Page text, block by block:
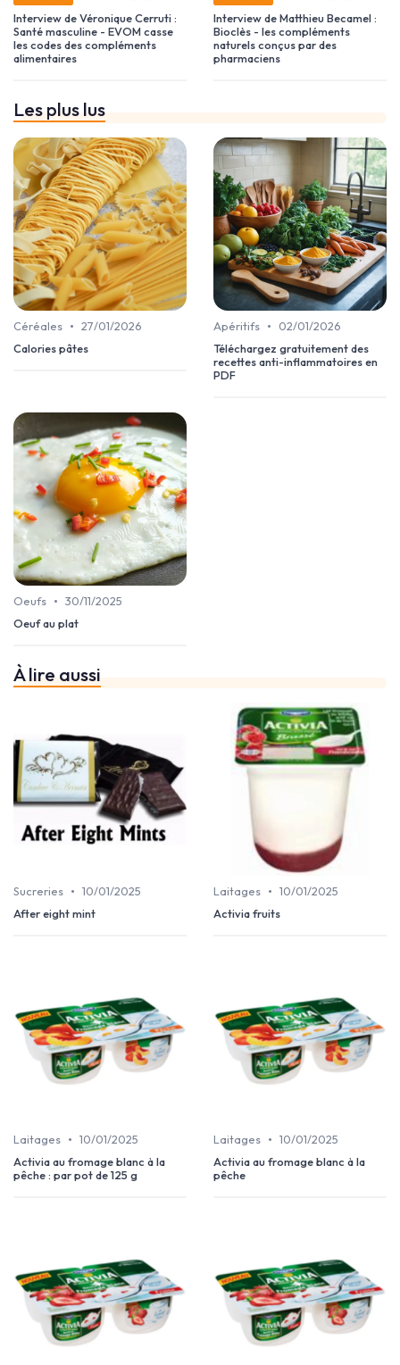
Interview de Véronique Cerruti :
Santé masculine - EVOM casse
les codes des compléments
alimentaires
Interview de Matthieu Becamel :
Bioclès - les compléments
naturels conçus par des
pharmaciens
Les plus lus
Céréales • 27/01/2026
Calories pâtes
Apéritifs •
02/01/2026
Téléchargez gratuitement des
recettes anti-inflammatoires en
PDF
Oeufs • 30/11/2025
Oeuf au plat
À lire aussi
Sucreries • 10/01/2025
After eight mint
Laitages • 10/01/2025
Activia fruits
Laitages • 10/01/2025
Activia au fromage blanc à la
pêche : par pot de 125 g
Laitages • 10/01/2025
Activia au fromage blanc à la
pêche